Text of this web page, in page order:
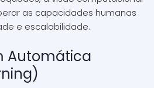
as capacidades humanas
e escalabilidade.
Automática